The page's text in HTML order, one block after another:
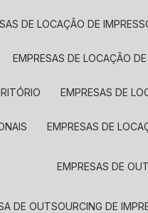
DE LOCAÇÃO DE
EMPRESAS DE LOCAÇÃO
EMPRESAS DE
EMPRESAS DE
EMPRESAS DE
DE OUTSOURCING DE